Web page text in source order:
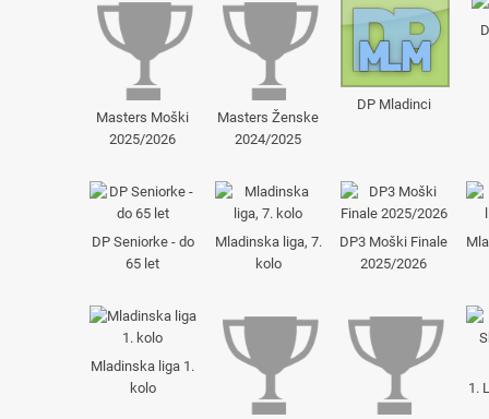
Masters Moški
2025/2026
Masters Ženske
2024/2025
DP Mladinci
DP Seniorke - do
65 let
Mladinska liga, 7.
kolo
DP3 Moški Finale
2025/2026
Mladinska liga 1.
kolo
1.